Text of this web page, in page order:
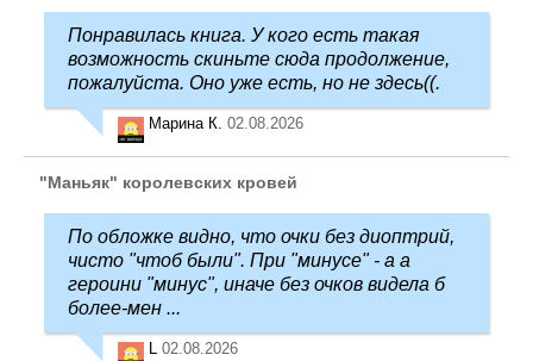
Понравилась книга. У кого есть такая
возможность скиньте сюда продолжение,
пожалуйста. Оно уже есть, но не здесь((.
Марина К. 02.08.2026
"Маньяк" королевских кровей
По обложке видно, что очки без диоптрий,
чисто "чтоб были". При "минусе" - а а
героини "минус", иначе без очков видела б
более-мен ...
02.08.2026